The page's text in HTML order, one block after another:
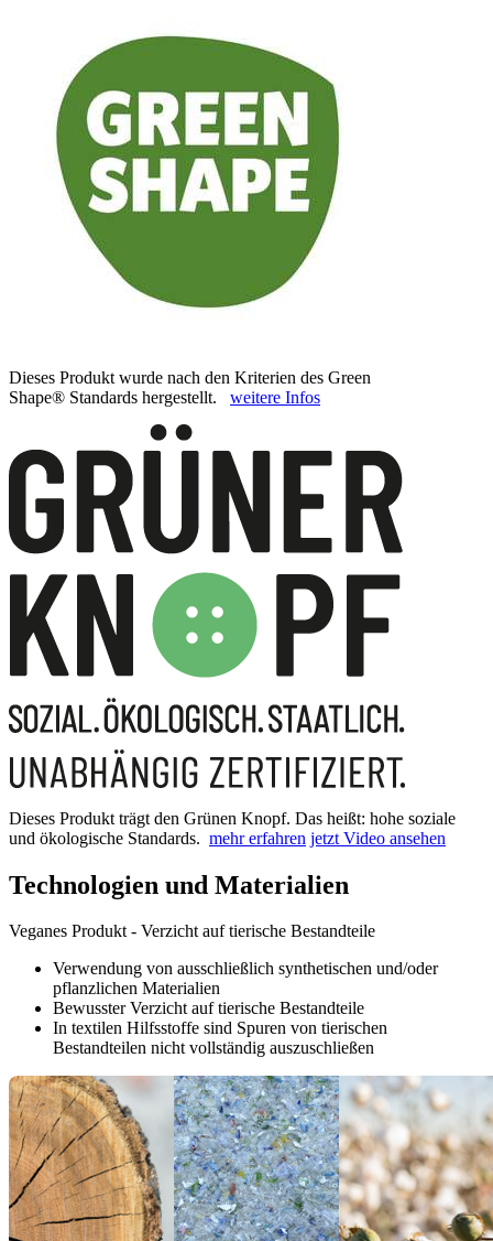
Dieses Produkt wurde nach den Kriterien des Green
Shape® Standards hergestellt. weitere Infos
Dieses Produkt trägt den Grünen Knopf. Das heißt: hohe soziale
und ökologische Standards. mehr erfahren jetzt Video ansehen
Technologien und Materialien
Veganes Produkt - Verzicht auf tierische Bestandteile
Verwendung von ausschließlich synthetischen und/oder
pflanzlichen Materialien
Bewusster Verzicht auf tierische Bestandteile
In textilen Hilfsstoffe sind Spuren von tierischen
Bestandteilen nicht vollständig auszuschließen